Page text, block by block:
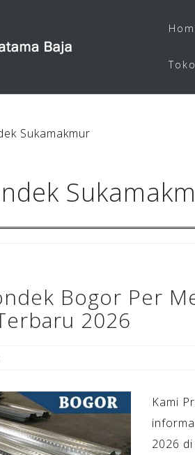
Toko
Sukamakmur
Bogor Per
2026
Kami
2026